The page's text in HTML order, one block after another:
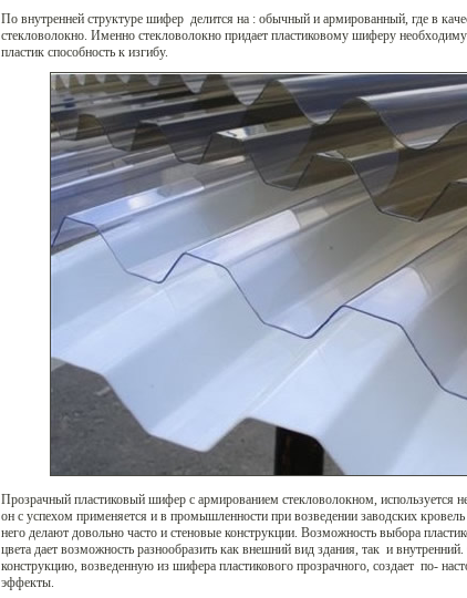
По внутренней структуре шифер делится на : обычный и армированный, где в
стекловолокно. Именно стекловолокно придает пластиковому шиферу
пластик способность к изгибу.
Прозрачный пластиковый шифер с армированием стекловолокном, используется не
он с успехом применяется и в промышленности при возведении заводских
него делают довольно часто и стеновые конструкции. Возможность выбора
цвета дает возможность разнообразить как внешний вид здания, так и
конструкцию, возведенную из шифера пластикового прозрачного, создает по-
эффекты.